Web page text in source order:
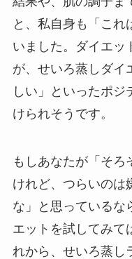
と、私自身も「これ
いました。ダイエッ
が、せいろ蒸しダイ
しい」といったポジ
けられそうです。
もしあなたが「そろ
けれど、つらいのは
な」と思っているな
エットを試してみて
れから、せいろ蒸し